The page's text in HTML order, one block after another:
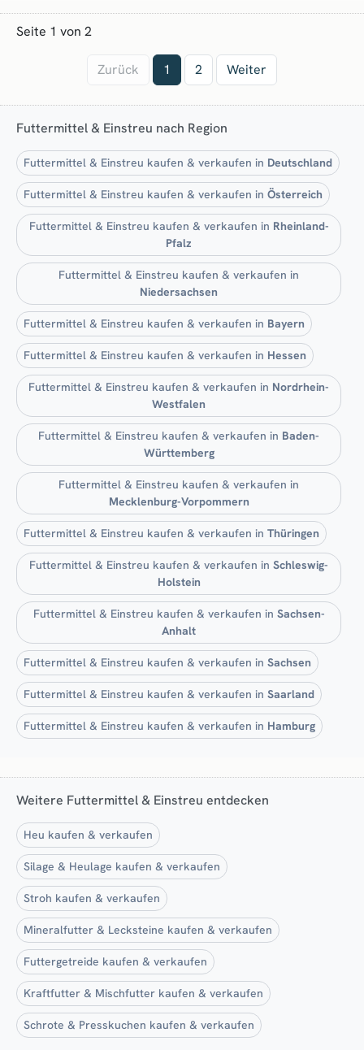
Seite 1 von 2
Zurück 1 2 Weiter
Futtermittel & Einstreu nach Region
Futtermittel & Einstreu kaufen & verkaufen in Deutschland
Futtermittel & Einstreu kaufen & verkaufen in Österreich
Futtermittel & Einstreu kaufen & verkaufen in Rheinland-
Pfalz
Futtermittel & Einstreu kaufen & verkaufen in
Niedersachsen
Futtermittel & Einstreu kaufen & verkaufen in Bayern
Futtermittel & Einstreu kaufen & verkaufen in Hessen
Futtermittel & Einstreu kaufen & verkaufen in Nordrhein-
Westfalen
Futtermittel & Einstreu kaufen & verkaufen in Baden-
Württemberg
Futtermittel & Einstreu kaufen & verkaufen in
Mecklenburg-Vorpommern
Futtermittel & Einstreu kaufen & verkaufen in Thüringen
Futtermittel & Einstreu kaufen & verkaufen in Schleswig-
Holstein
Futtermittel & Einstreu kaufen & verkaufen in Sachsen-
Anhalt
Futtermittel & Einstreu kaufen & verkaufen in Sachsen
Futtermittel & Einstreu kaufen & verkaufen in Saarland
Futtermittel & Einstreu kaufen & verkaufen in Hamburg
Weitere Futtermittel & Einstreu entdecken
Heu kaufen & verkaufen
Silage & Heulage kaufen & verkaufen
Stroh kaufen & verkaufen
Mineralfutter & Lecksteine kaufen & verkaufen
Futtergetreide kaufen & verkaufen
Kraftfutter & Mischfutter kaufen & verkaufen
Schrote & Presskuchen kaufen & verkaufen